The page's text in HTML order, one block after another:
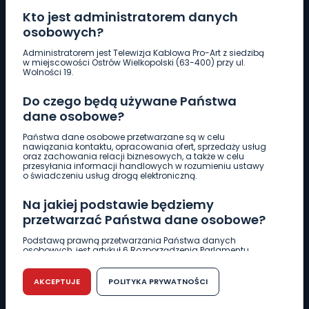
Kto jest administratorem danych
osobowych?
Administratorem jest Telewizja Kablowa Pro-Art z siedzibą
w miejscowości Ostrów Wielkopolski (63-400) przy ul.
Wolności 19.
Do czego będą używane Państwa
dane osobowe?
Państwa dane osobowe przetwarzane są w celu
nawiązania kontaktu, opracowania ofert, sprzedaży usług
oraz zachowania relacji biznesowych, a także w celu
przesyłania informacji handlowych w rozumieniu ustawy
o świadczeniu usług drogą elektroniczną.
Na jakiej podstawie będziemy
przetwarzać Państwa dane osobowe?
Podstawą prawną przetwarzania Państwa danych
osobowych, jest artykuł 6 Rozporządzenia Parlamentu
r. w sprawie ochrony osób fizycznych w związku z
przetwarzaniem danych osobowych w sprawie
swobodnego przepływu takich danych oraz uchylenia
dyrektywy 95/46/WE (RODO).
AKCEPTUJE POLITYKA PRYWATNOŚCI
Pobierz logotyp
661 997 997
REDAKCJA
62 735 22 22redakcja@wlkp24.info
DZIAŁ REKLAMY
62 735 01 85 reklama@wlkp24.info
WIADOMOŚCI
CIEKAWOSTKI